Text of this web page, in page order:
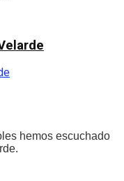
hemos escuchado